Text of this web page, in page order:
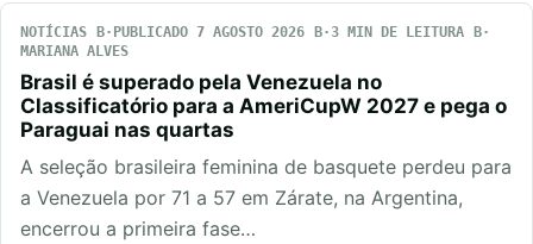
NOTÍCIAS PUBLICADO 7 AGOSTO 2026
3 MIN DE LEITURA
MARIANA ALVES
Brasil é superado pela Venezuela no
Classificatório para a AmeriCupW 2027 e pega o
Paraguai nas quartas
A seleção brasileira feminina de basquete perdeu para
a Venezuela por 71 a 57 em Zárate, na Argentina,
encerrou a primeira fase…